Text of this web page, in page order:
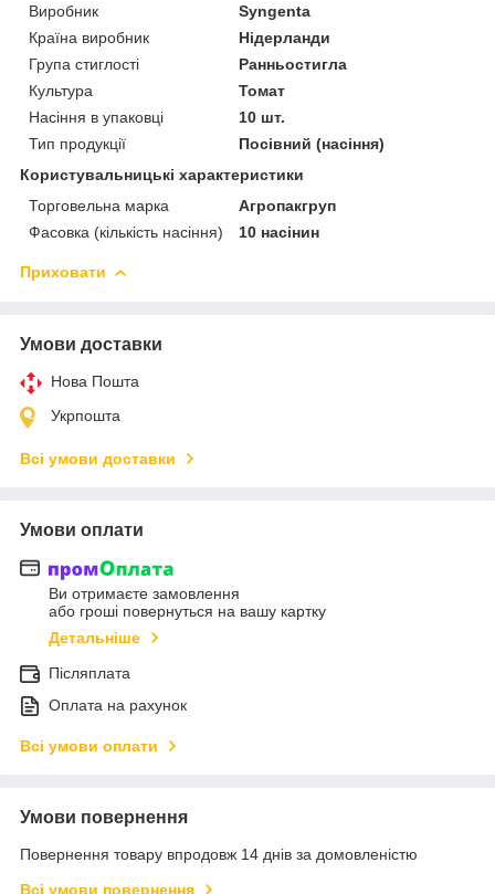
Виробник
Syngenta
Країна виробник
Нідерланди
Група стиглості
Ранньостигла
Культура
Томат
Насіння в упаковці
10 шт.
Тип продукції
Посівний (насіння)
Користувальницькі характеристики
Торговельна марка
Агропакгруп
Фасовка (кількість насіння)
10 насінин
Приховати
Умови доставки
Нова Пошта
Укрпошта
Всі умови доставки
Умови оплати
Ви отримаєте замовлення
або гроші повернуться на вашу картку
Детальніше
Післяплата
Оплата на рахунок
Всі умови оплати
Умови повернення
Повернення товару впродовж 14 днів за домовленістю
Всі умови повернення